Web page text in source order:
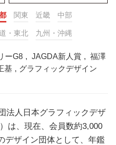
関東 近畿 中部
・東北 九州・沖縄
ーG8 , JAGDA新人賞 , 福澤
基 , グラフィックデザイン
法人日本グラフィックデザ
は、現在、会員数約3,000
デザイン団体として、年鑑